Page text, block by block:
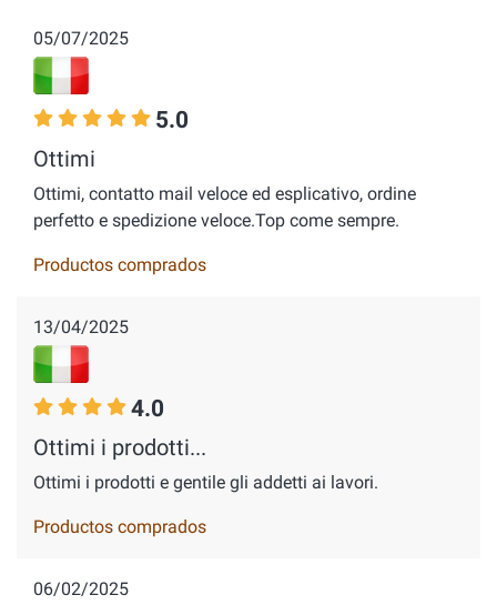
05/07/2025
5.0
Ottimi
Ottimi, contatto mail veloce ed esplicativo, ordine
perfetto e spedizione veloce.Top come sempre.
Productos comprados
13/04/2025
4.0
Ottimi i prodotti...
Ottimi i prodotti e gentile gli addetti ai lavori.
Productos comprados
06/02/2025